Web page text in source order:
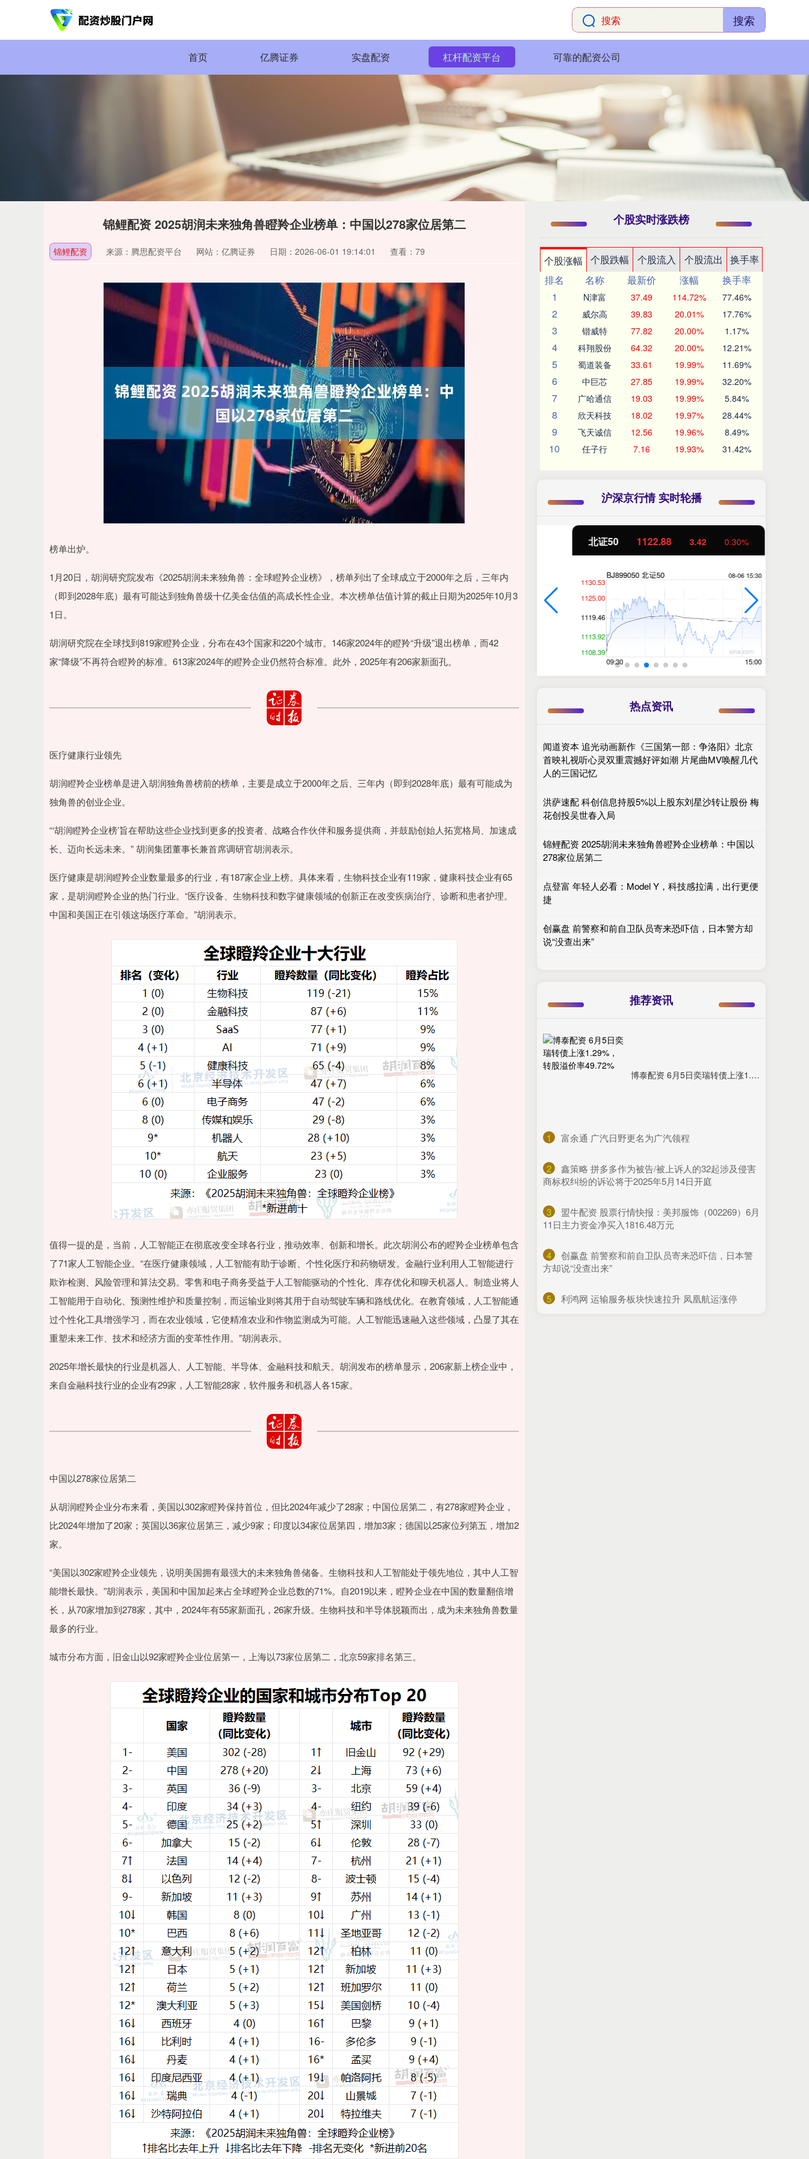
搜索
首页 亿腾证券 实盘配资 杠杆配资平台 可靠的配资公司
锦鲤配资 2025胡润未来独角兽瞪羚企业榜单：中国以278家位居第二
锦鲤配资 来源：腾思配资平台 网站：亿腾证券 日期：2026-06-01 19:14:01 查看：79
榜单出炉。
1月20日，胡润研究院发布《2025胡润未来独角兽：全球瞪羚企业榜》，榜单列出了全球成立于2000年之后，三年内
（即到2028年底）最有可能达到独角兽级十亿美金估值的高成长性企业。本次榜单估值计算的截止日期为2025年10月3
1日。
胡润研究院在全球找到819家瞪羚企业，分布在43个国家和220个城市。146家2024年的瞪羚“升级”退出榜单，而42
家“降级”不再符合瞪羚的标准。613家2024年的瞪羚企业仍然符合标准。此外，2025年有206家新面孔。
医疗健康行业领先
胡润瞪羚企业榜单是进入胡润独角兽榜前的榜单，主要是成立于2000年之后、三年内（即到2028年底）最有可能成为
独角兽的创业企业。
“‘胡润瞪羚企业榜’旨在帮助这些企业找到更多的投资者、战略合作伙伴和服务提供商，并鼓励创始人拓宽格局、加速成
长、迈向长远未来。” 胡润集团董事长兼首席调研官胡润表示。
医疗健康是胡润瞪羚企业数量最多的行业，有187家企业上榜。具体来看，生物科技企业有119家，健康科技企业有65
家，是胡润瞪羚企业的热门行业。“医疗设备、生物科技和数字健康领域的创新正在改变疾病治疗、诊断和患者护理。
中国和美国正在引领这场医疗革命。”胡润表示。
值得一提的是，当前，人工智能正在彻底改变全球各行业，推动效率、创新和增长。此次胡润公布的瞪羚企业榜单包含
了71家人工智能企业。“在医疗健康领域，人工智能有助于诊断、个性化医疗和药物研发。金融行业利用人工智能进行
欺诈检测、风险管理和算法交易。零售和电子商务受益于人工智能驱动的个性化、库存优化和聊天机器人。制造业将人
工智能用于自动化、预测性维护和质量控制，而运输业则将其用于自动驾驶车辆和路线优化。在教育领域，人工智能通
过个性化工具增强学习，而在农业领域，它使精准农业和作物监测成为可能。人工智能迅速融入这些领域，凸显了其在
重塑未来工作、技术和经济方面的变革性作用。”胡润表示。
2025年增长最快的行业是机器人、人工智能、半导体、金融科技和航天。胡润发布的榜单显示，206家新上榜企业中，
来自金融科技行业的企业有29家，人工智能28家，软件服务和机器人各15家。
中国以278家位居第二
从胡润瞪羚企业分布来看，美国以302家瞪羚保持首位，但比2024年减少了28家；中国位居第二，有278家瞪羚企业，
比2024年增加了20家；英国以36家位居第三，减少9家；印度以34家位居第四，增加3家；德国以25家位列第五，增加2
家。
“美国以302家瞪羚企业领先，说明美国拥有最强大的未来独角兽储备。生物科技和人工智能处于领先地位，其中人工智
能增长最快。”胡润表示，美国和中国加起来占全球瞪羚企业总数的71%。自2019以来，瞪羚企业在中国的数量翻倍增
长，从70家增加到278家，其中，2024年有55家新面孔，26家升级。生物科技和半导体脱颖而出，成为未来独角兽数量
最多的行业。
城市分布方面，旧金山以92家瞪羚企业位居第一，上海以73家位居第二，北京59家排名第三。
个股实时涨跌榜
个股涨幅 个股跌幅 个股流入 个股流出
换手率
排名
名称 最新价 涨幅
换手率
1
N津富 37.49 114.72% 77.46%
2 威尔高 39.83 20.01% 17.76%
3 锴威特 77.82 20.00% 1.17%
4 科翔股份 64.32 20.00% 12.21%
5 蜀道装备 33.61 19.99% 11.69%
6 中巨芯 27.85 19.99% 32.20%
7 广哈通信 19.03 19.99% 5.84%
8 欣天科技 18.02 19.97% 28.44%
9 飞天诚信 12.56 19.96% 8.49%
10 任子行 7.16 19.93% 31.42%
沪深京行情 实时轮播
0.57% 北证50 1122.88 0.30%
热点资讯
闻道资本 追光动画新作《三国第一部：争洛阳》北京
首映礼视听心灵双重震撼好评如潮 片尾曲MV唤醒几代
人的三国记忆
洪萨速配 科创信息持股5%以上股东刘星沙转让股份 梅
花创投吴世春入局
锦鲤配资 2025胡润未来独角兽瞪羚企业榜单：中国以
278家位居第二
点登富 年轻人必看：Model Y，科技感拉满，出行更便
捷
创赢盘 前警察和前自卫队员寄来恐吓信，日本警方却
说“没查出来”
推荐资讯
博泰配资 6月5日奕瑞转债上涨1.29%，转股溢价率49.72%
1 ​富余通 广汽日野更名为广汽领程
2
​鑫策略 拼多多作为被告/被上诉人的32起涉及侵害
商标权纠纷的诉讼将于2025年5月14日开庭
3
​盟牛配资 股票行情快报：美邦服饰（002269）6月
11日主力资金净买入1816.48万元
4
​创赢盘 前警察和前自卫队员寄来恐吓信，日本警
方却说“没查出来”
5 ​利鸿网 运输服务板块快速拉升 凤凰航运涨停